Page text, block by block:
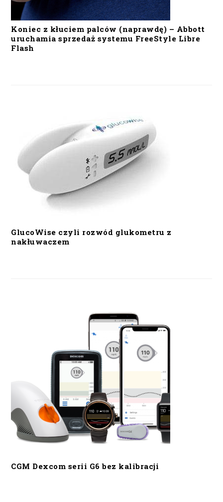
Koniec z kłuciem palców (naprawdę) – Abbott
uruchamia sprzedaż systemu FreeStyle Libre
Flash
GlucoWise czyli rozwód glukometru z
nakłuwaczem
CGM Dexcom serii G6 bez kalibracji